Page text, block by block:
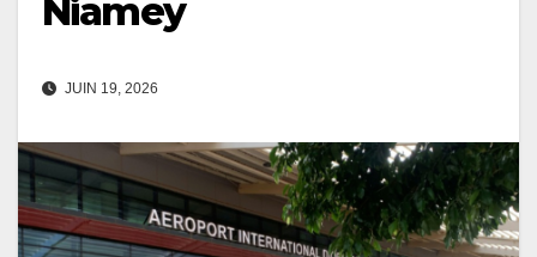
Niamey
JUIN 19, 2026